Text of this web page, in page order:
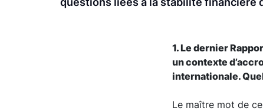
1. Le dernier
un contexte
internationale.
Le maître mot de